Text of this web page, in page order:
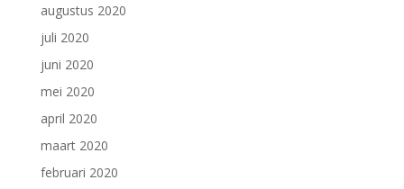
augustus 2020
juli 2020
juni 2020
mei 2020
april 2020
maart 2020
februari 2020